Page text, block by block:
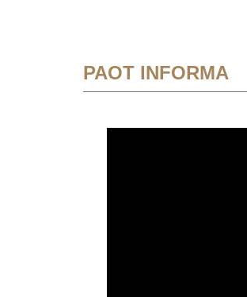
PAOT INFORMA